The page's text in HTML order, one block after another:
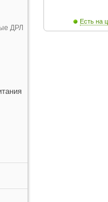
ДРЛ
Есть на